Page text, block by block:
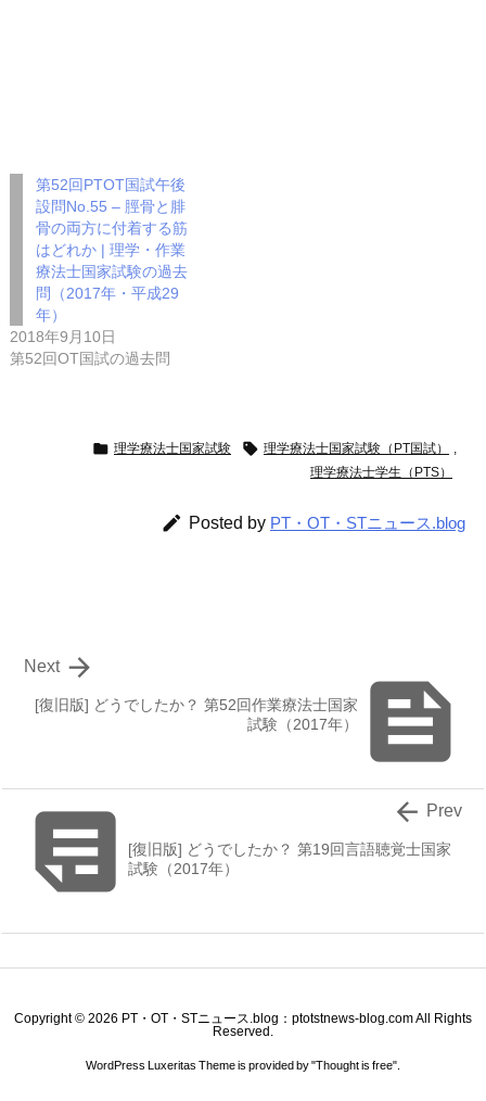
第52回PTOT国試午後
設問No.55 – 脛骨と腓
骨の両方に付着する筋
はどれか | 理学・作業
療法士国家試験の過去
問（2017年・平成29
年）
2018年9月10日
第52回OT国試の過去問
 理学療法士国家試験  理学療法士国家試験（PT国試）
,
理学療法士学生（PTS）
 Posted by PT・OT・STニュース.blog

[復旧版] どうでしたか？ 第52回作業療法士国家
試験（2017年）

Next
[復旧版] どうでしたか？ 第19回言語聴覚士国家
試験（2017年）
 Prev
Copyright © 2026 PT・OT・STニュース.blog：ptotstnews-blog.comAll Rights
Reserved.
WordPress Luxeritas Theme is provided by "Thought is free".